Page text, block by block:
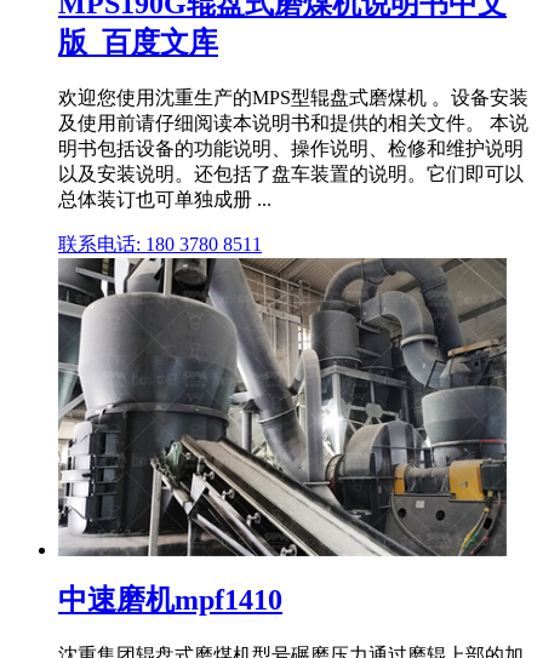
版_百度文库
欢迎您使用沈重生产的MPS型辊盘式磨煤机 。设备安装
及使用前请仔细阅读本说明书和提供的相关文件。 本说
明书包括设备的功能说明、操作说明、检修和维护说明
以及安装说明。还包括了盘车装置的说明。它们即可以
总体装订也可单独成册 ...
联系电话: 180 3780 8511
中速磨机mpf1410